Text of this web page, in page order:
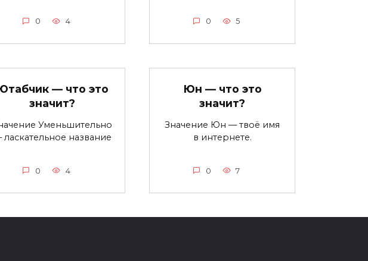
0 4 0 5
— что это
значит?
Уменьшительно
название
0 4
Юн — что это
значит?
Значение Юн — твоё имя
в интернете.
0 7